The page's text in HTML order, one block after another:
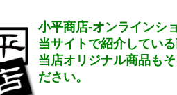
小平商店-オンラインシ
当サイトで紹介してい
当店オリジナル商品も
ださい。